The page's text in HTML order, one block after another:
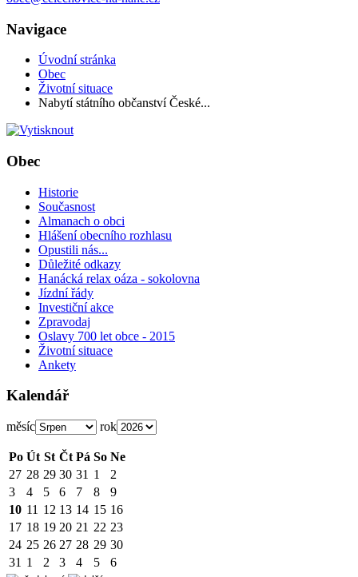
Navigace
Úvodní stránka
Obec
Životní situace
Nabytí státního občanství České...
Obec
Historie
Současnost
Almanach o obci
Hlášení obecního rozhlasu
Opustili nás...
Důležité odkazy
Hanácká relax oáza - sokolovna
Jízdní řády
Investiční akce
Zpravodaj
Oslavy 700 let obce - 2015
Životní situace
Ankety
Kalendář
měsíc rok
Po Út St Čt Pá So Ne
27 28 29 30 31 1
2
3
4 5 6 7 8
9
10 11 12 13 14 15 16
17 18 19 20 21 22 23
24 25 26 27 28 29 30
31 1 2 3 4 5 6